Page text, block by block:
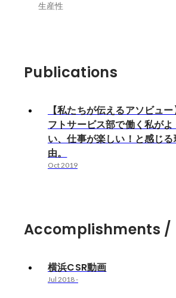
生産性
Publications
【私たちが伝えるアソビュ
フトサービス部で働く私が
い、仕事が楽しい！と感じる
由。
Oct 2019
Accomplishments /
横浜CSR動画
Jul 2018-